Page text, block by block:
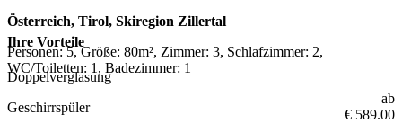
Österreich, Tirol, Skiregion Zillertal
Personen: 5, Größe: 80m², Zimmer: 3, Schlafzimmer: 2,
WC/Toiletten: 1, Badezimmer: 1
ab
€ 589.00
Ihre Vorteile
Doppelverglasung
Geschirrspüler